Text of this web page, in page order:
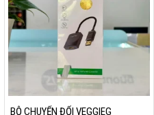
BỘ CHUYỂN ĐỔI VEGGIEG